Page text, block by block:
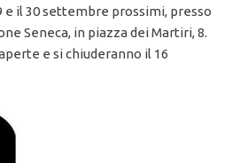
e il 30 settembre prossimi, presso
Seneca, in piazza dei Martiri, 8.
e si chiuderanno il 16